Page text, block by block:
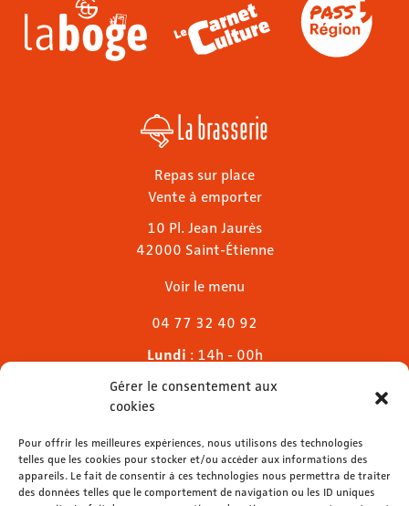
Gérer le consentement aux
cookies
Pour offrir les meilleures expériences, nous utilisons des technologies
telles que les cookies pour stocker et/ou accéder aux informations des
appareils. Le fait de consentir à ces technologies nous permettra de traiter
des données telles que le comportement de navigation ou les ID uniques
La brasserie
Repas sur place
Vente à emporter
10 Pl. Jean Jaurès
42000 Saint-Étienne
Voir le menu
04 77 32 40 92
Lundi : 14h - 00h
Mardi & mercredi
Jeudi
Dimanche: 11h - 00h